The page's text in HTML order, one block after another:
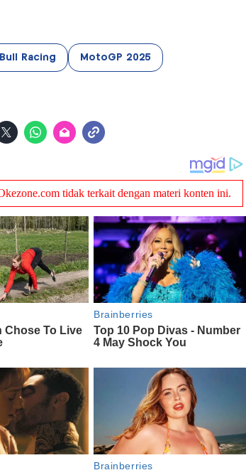
Racing MotoGP 2025